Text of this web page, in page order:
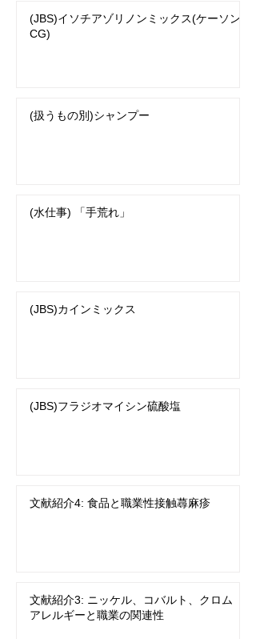
(JBS)イソチアゾリノンミックス(ケーソン
CG)
(扱うもの別)シャンプー
(水仕事) 「手荒れ」
(JBS)カインミックス
(JBS)フラジオマイシン硫酸塩
文献紹介4: 食品と職業性接触蕁麻疹
文献紹介3: ニッケル、コバルト、クロム
アレルギーと職業の関連性